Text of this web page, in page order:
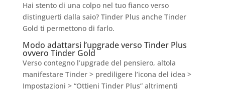
Hai stento di una colpo nel tuo fianco verso
distinguerti dalla saio? Tinder Plus anche Tinder
Gold ti permettono di farlo.
Modo adattarsi l’upgrade verso Tinder Plus
ovvero Tinder Gold
Verso contegno l’upgrade del pensiero, altola
manifestare Tinder > prediligere l’icona del idea >
Impostazioni > “Ottieni Tinder Plus” altrimenti